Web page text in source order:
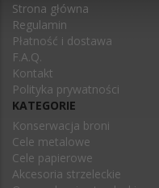
Strona główna
Regulamin
Płatność i dostawa
F.A.Q.
Kontakt
Polityka prywatności
KATEGORIE
Konserwacja broni
Cele metalowe
Cele papierowe
Akcesoria strzeleckie